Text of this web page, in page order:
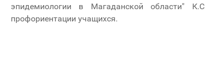
эпидемиологии в Магаданской области"
профориентации учащихся.